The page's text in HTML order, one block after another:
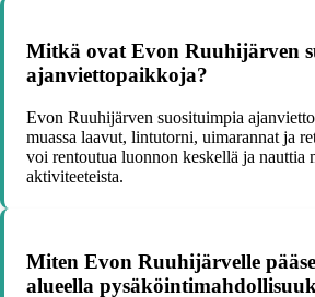
Mitkä ovat Evon Ruuhijärven
ajanviettopaikkoja?
Evon Ruuhijärven suosituimpia
muassa laavut, lintutorni, uimarannat ja
voi rentoutua luonnon keskellä ja nauttia
aktiviteeteista.
Miten Evon Ruuhijärvelle
alueella